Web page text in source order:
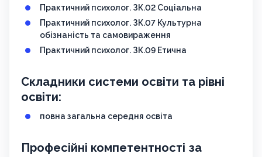
Практичний психолог. ЗК.02 Соціальна
Практичний психолог. ЗК.07 Культурна
обізнаність та самовираження
Практичний психолог. ЗК.09 Етична
Складники системи освіти та рівні
освіти:
повна загальна середня освіта
Професійні компетентності за